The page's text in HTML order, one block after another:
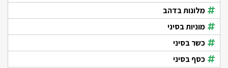
מלונות בדהב
מוניות בסיני
כשר בסיני
כסף בסיני